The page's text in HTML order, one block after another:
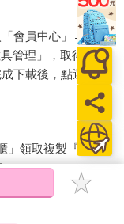
「會員中心」→「我
管理」，取得通行
下載後，點選任一
」領取複製『兌換
。
僅能以金石堂專屬